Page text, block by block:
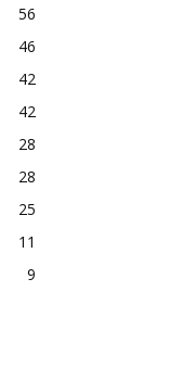
56
46
42
42
28
28
25
11
9